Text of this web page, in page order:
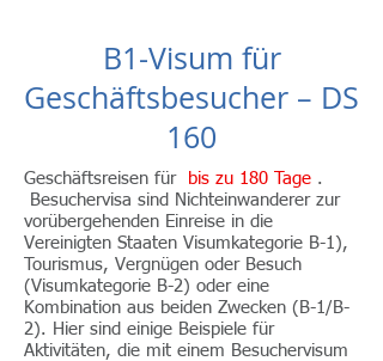
B1-Visum für
Geschäftsbesucher – DS
160
Geschäftsreisen für bis zu 180 Tage .​
Besuchervisa sind Nichteinwanderer zur
vorübergehenden Einreise in die
Vereinigten Staaten Visumkategorie B-1),
Tourismus, Vergnügen oder Besuch
(Visumkategorie B-2) oder eine
Kombination aus beiden Zwecken (B-1/B-
2). Hier sind einige Beispiele für
Aktivitäten, die mit einem Besuchervisum